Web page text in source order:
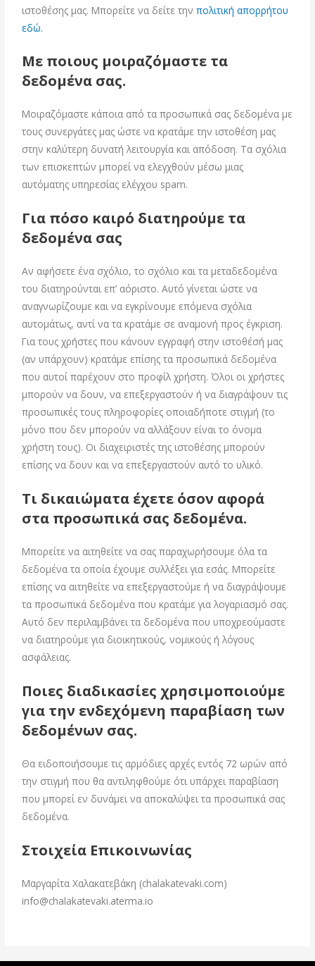
ιστοθέσης μας. Μπορείτε να δείτε τηνπολιτική απορρήτου
εδώ.
Με ποιους μοιραζόμαστε τα
δεδομένα σας.
Μοιραζόμαστε κάποια από τα προσωπικά σας δεδομένα με
τους συνεργάτες μας ώστε να κρατάμε την ιστοθέση μας
στην καλύτερη δυνατή λειτουργία και απόδοση. Τα σχόλια
των επισκεπτών μπορεί να ελεγχθούν μέσω μιας
αυτόματης υπηρεσίας ελέγχου spam.
Για πόσο καιρό διατηρούμε τα
δεδομένα σας
Αν αφήσετε ένα σχόλιο, το σχόλιο και τα μεταδεδομένα
του διατηρούνται επ’ αόριστο. Αυτό γίνεται ώστε να
αναγνωρίζουμε και να εγκρίνουμε επόμενα σχόλια
αυτομάτως, αντί να τα κρατάμε σε αναμονή προς έγκριση.
Για τους χρήστες που κάνουν εγγραφή στην ιστοθέσή μας
(αν υπάρχουν) κρατάμε επίσης τα προσωπικά δεδομένα
που αυτοί παρέχουν στο προφίλ χρήστη. Όλοι οι χρήστες
μπορούν να δουν, να επεξεργαστούν ή να διαγράψουν τις
προσωπικές τους πληροφορίες οποιαδήποτε στιγμή (το
μόνο που δεν μπορούν να αλλάξουν είναι το όνομα
χρήστη τους). Οι διαχειριστές της ιστοθέσης μπορούν
επίσης να δουν και να επεξεργαστούν αυτό το υλικό.
Τι δικαιώματα έχετε όσον αφορά
στα προσωπικά σας δεδομένα.
Μπορείτε να αιτηθείτε να σας παραχωρήσουμε όλα τα
δεδομένα τα οποία έχουμε συλλέξει για εσάς. Μπορείτε
επίσης να αιτηθείτε να επεξεργαστούμε ή να διαγράψουμε
τα προσωπικά δεδομένα που κρατάμε για λογαριασμό σας.
Αυτό δεν περιλαμβάνει τα δεδομένα που υποχρεούμαστε
να διατηρούμε για διοικητικούς, νομικούς ή λόγους
ασφάλειας.
Ποιες διαδικασίες χρησιμοποιούμε
για την ενδεχόμενη παραβίαση των
δεδομένων σας.
Θα ειδοποιήσουμε τις αρμόδιες αρχές εντός 72 ωρών από
την στιγμή που θα αντιληφθούμε ότι υπάρχει παραβίαση
που μπορεί εν δυνάμει να αποκαλύψει τα προσωπικά σας
δεδομένα.
Στοιχεία Επικοινωνίας
Μαργαρίτα Χαλακατεβάκη (chalakatevaki.com)
info@chalakatevaki.aterma.io